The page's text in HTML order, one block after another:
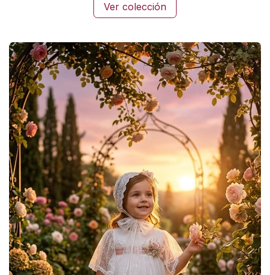
Ver colección